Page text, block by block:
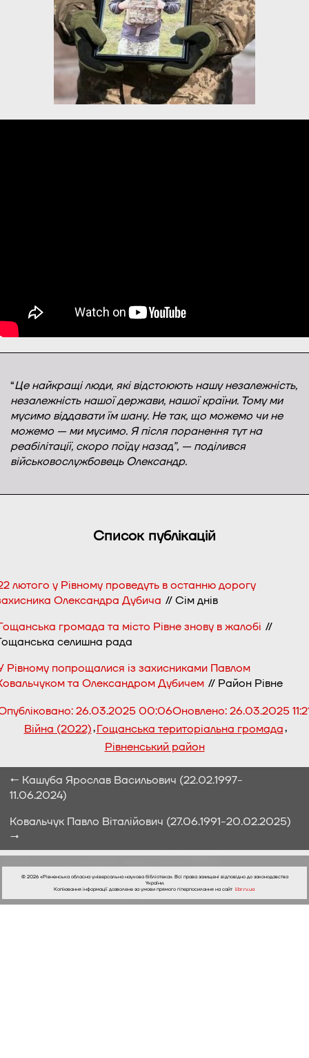
“Це найкращі люди, які відстоюють нашу незалежність,
незалежність нашої держави, нашої країни. Тому ми
мусимо віддавати їм шану. Не так, що можемо чи не
можемо — ми мусимо. Я після поранення тут на
реабілітації, скоро поїду назад”, — поділився
військовослужбовець Олександр.
Список публікацій
лютого у Рівному проведуть в останню дорогу
Олександра Дубича // Сім днів
громада та місто Рівне знову в жалобі //
селишна рада
Рівному попрощалися із захисниками Павлом
та Олександром Дубичем // Район Рівне
26.03.2025 00:06Оновлено:26.03.2025
Війна (2022),Гощанська територіальна громада,
Рівненський район
← Кашуба Ярослав Васильович (22.02.1997-
11.06.2024)
Ковальчук Павло Віталійович (27.06.1991-20.02.2025)
→
© 2026 «Рівненська обласна універсальна наукова бібліотека». Всі права захищені відповідно до законодавства
України.
Копіювання інформації дозволене за умови прямого гіперпосилання на сайт libr.rv.ua